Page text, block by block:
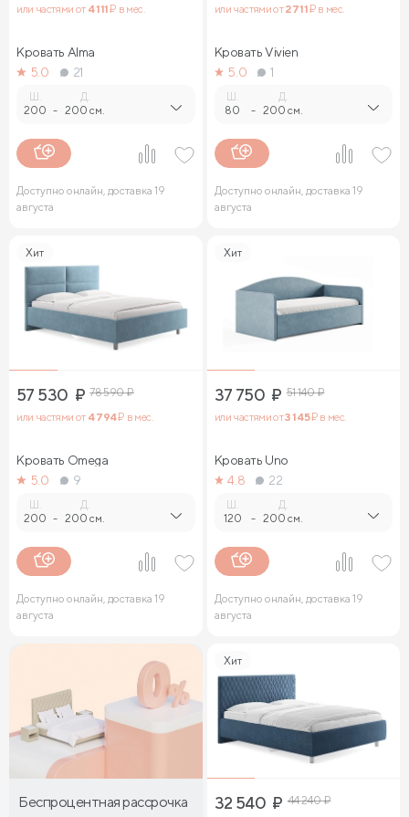
или частями от 4 111₽ в мес.
Кровать Alma
5.0
21
200 -
Д.
200 см.
Доступно онлайн, доставка 19
августа
или частями от2 711₽ в мес.
Кровать Vivien
5.0
1
80 -
Д.
200 см.
Доступно онлайн, доставка 19
августа
Хит
57 530 ₽ 78 590₽
или частями от 4 794₽ в мес.
Кровать Omega
5.0
9
200 -
Д.
200 см.
Доступно онлайн, доставка 19
августа
Хит
37 750 ₽ 51 140₽
или частями от3 145₽ в мес.
Кровать Uno
4.8
22
120 -
Д.
200 см.
Доступно онлайн, доставка 19
августа
Беспроцентная рассрочка
Хит
32 540 ₽ 44 240₽